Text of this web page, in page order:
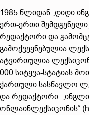
1985 წლიდან „დიდი
ერთ-ერთი
რედაქტორი და
გამოქვეყნებულია
ატვირთულია
000 სიტყვა-სტატიას
ქართული სასწავლო
და რედაქტორი.
ონლაინლექსიკონის“